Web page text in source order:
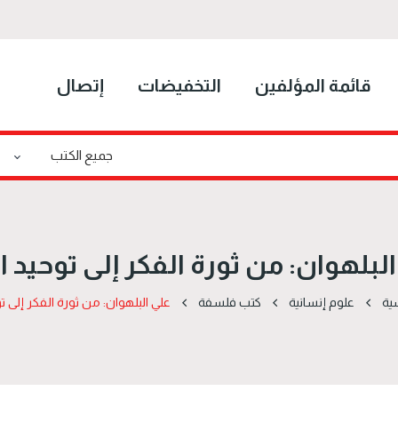
قائمة المؤلفين التخفيضات إتصال
من ثورة الفكر إلى توحيد
علوم إنسانية كتب فلسفة علي البلهوان: من ثورة الفكر إلى